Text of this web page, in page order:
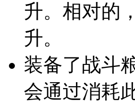
升。相对的
升。
装备了战斗
会通过消耗